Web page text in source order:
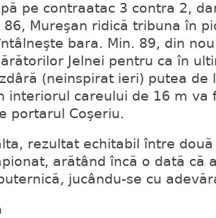
pe contraatac 3 contra 2,
86, Mureşan ridică tribuna în
bara. Min. 89, din
Jelnei pentru ca în
(neinspirat ieri) putea de
interiorul careului de 16 m va
portarul Coşeriu.
rezultat echitabil între
arătând încă o dată că
jucându-se cu